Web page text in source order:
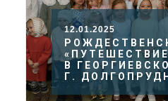
12.01.2025
В
Г.